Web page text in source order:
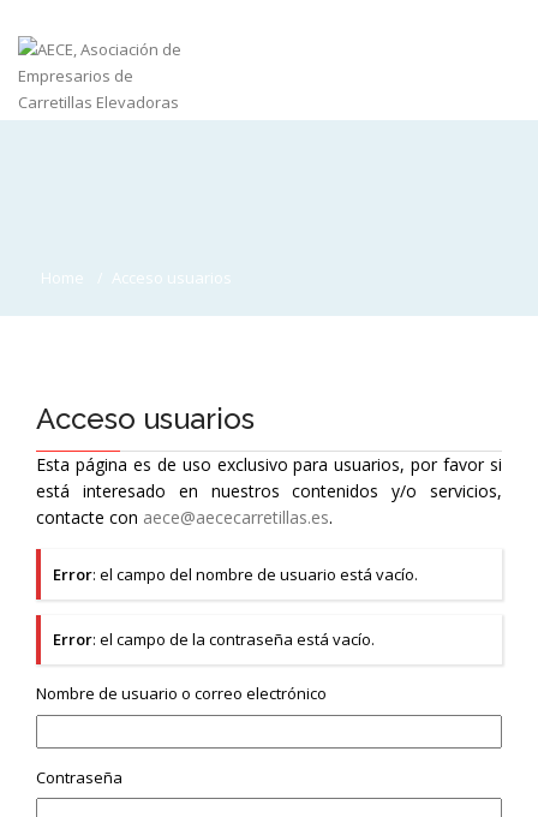
Home Acceso usuarios
Acceso usuarios
Esta página es de uso exclusivo para usuarios, por favor si
está interesado en nuestros contenidos y/o servicios,
contacte con aece@aececarretillas.es.
Error: el campo del nombre de usuario está vacío.
Error: el campo de la contraseña está vacío.
Nombre de usuario o correo electrónico
Contraseña